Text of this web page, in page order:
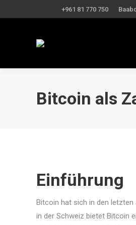
+961 81 770 750
Bitcoin als
Einführung
Bitcoin hat sich in den letzten
in der Schweiz bietet Bitcoin